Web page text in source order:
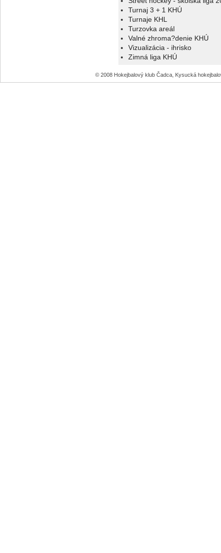
Turnaj 3 + 1 KHÚ
Turnaje KHL
Turzovka areál
Valné zhroma?denie KHÚ
Vizualizácia - ihrisko
Zimná liga KHÚ
© 2008 Hokejbalový klub Čadca, Kysucká